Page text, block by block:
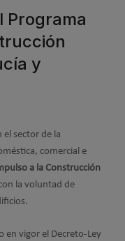
Programa
y
el sector de la
comercial e
a la Construcción
la voluntad de
en vigor el Decreto-Ley